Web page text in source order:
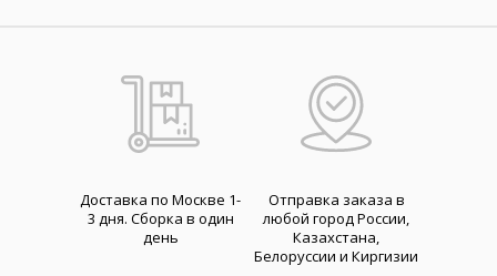
Доставка по Москве 1-
3 дня. Cборка в один
день
Отправка заказа в
любой город России,
Казахстана,
Белоруссии и Киргизии